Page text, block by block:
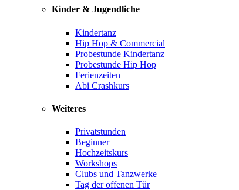
Kinder & Jugendliche
Kindertanz
Hip Hop & Commercial
Probestunde Kindertanz
Probestunde Hip Hop
Ferienzeiten
Abi Crashkurs
Weiteres
Privatstunden
Beginner
Hochzeitskurs
Workshops
Clubs und Tanzwerke
Tag der offenen Tür